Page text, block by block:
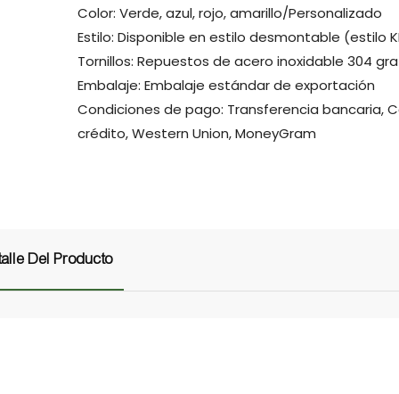
Color: Verde, azul, rojo, amarillo/Personalizado
Estilo: Disponible en estilo desmontable (estilo
Tornillos: Repuestos de acero inoxidable 304
Embalaje: Embalaje estándar de exportación
Condiciones de pago: Transferencia bancaria,
crédito, Western Union, MoneyGram
Del Producto